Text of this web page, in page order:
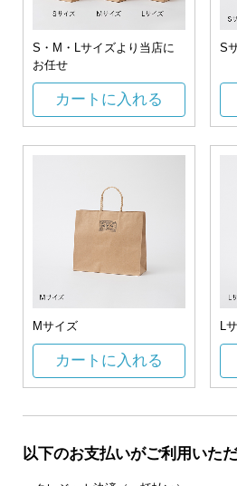
S・M・Lサイズより当店に
お任せ
カートに入れる
S
Mサイズ
カートに入れる
L
以下のお支払いがご利用いた